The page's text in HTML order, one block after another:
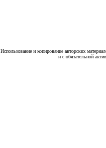
Использование и копирование авторских
и с обязательной